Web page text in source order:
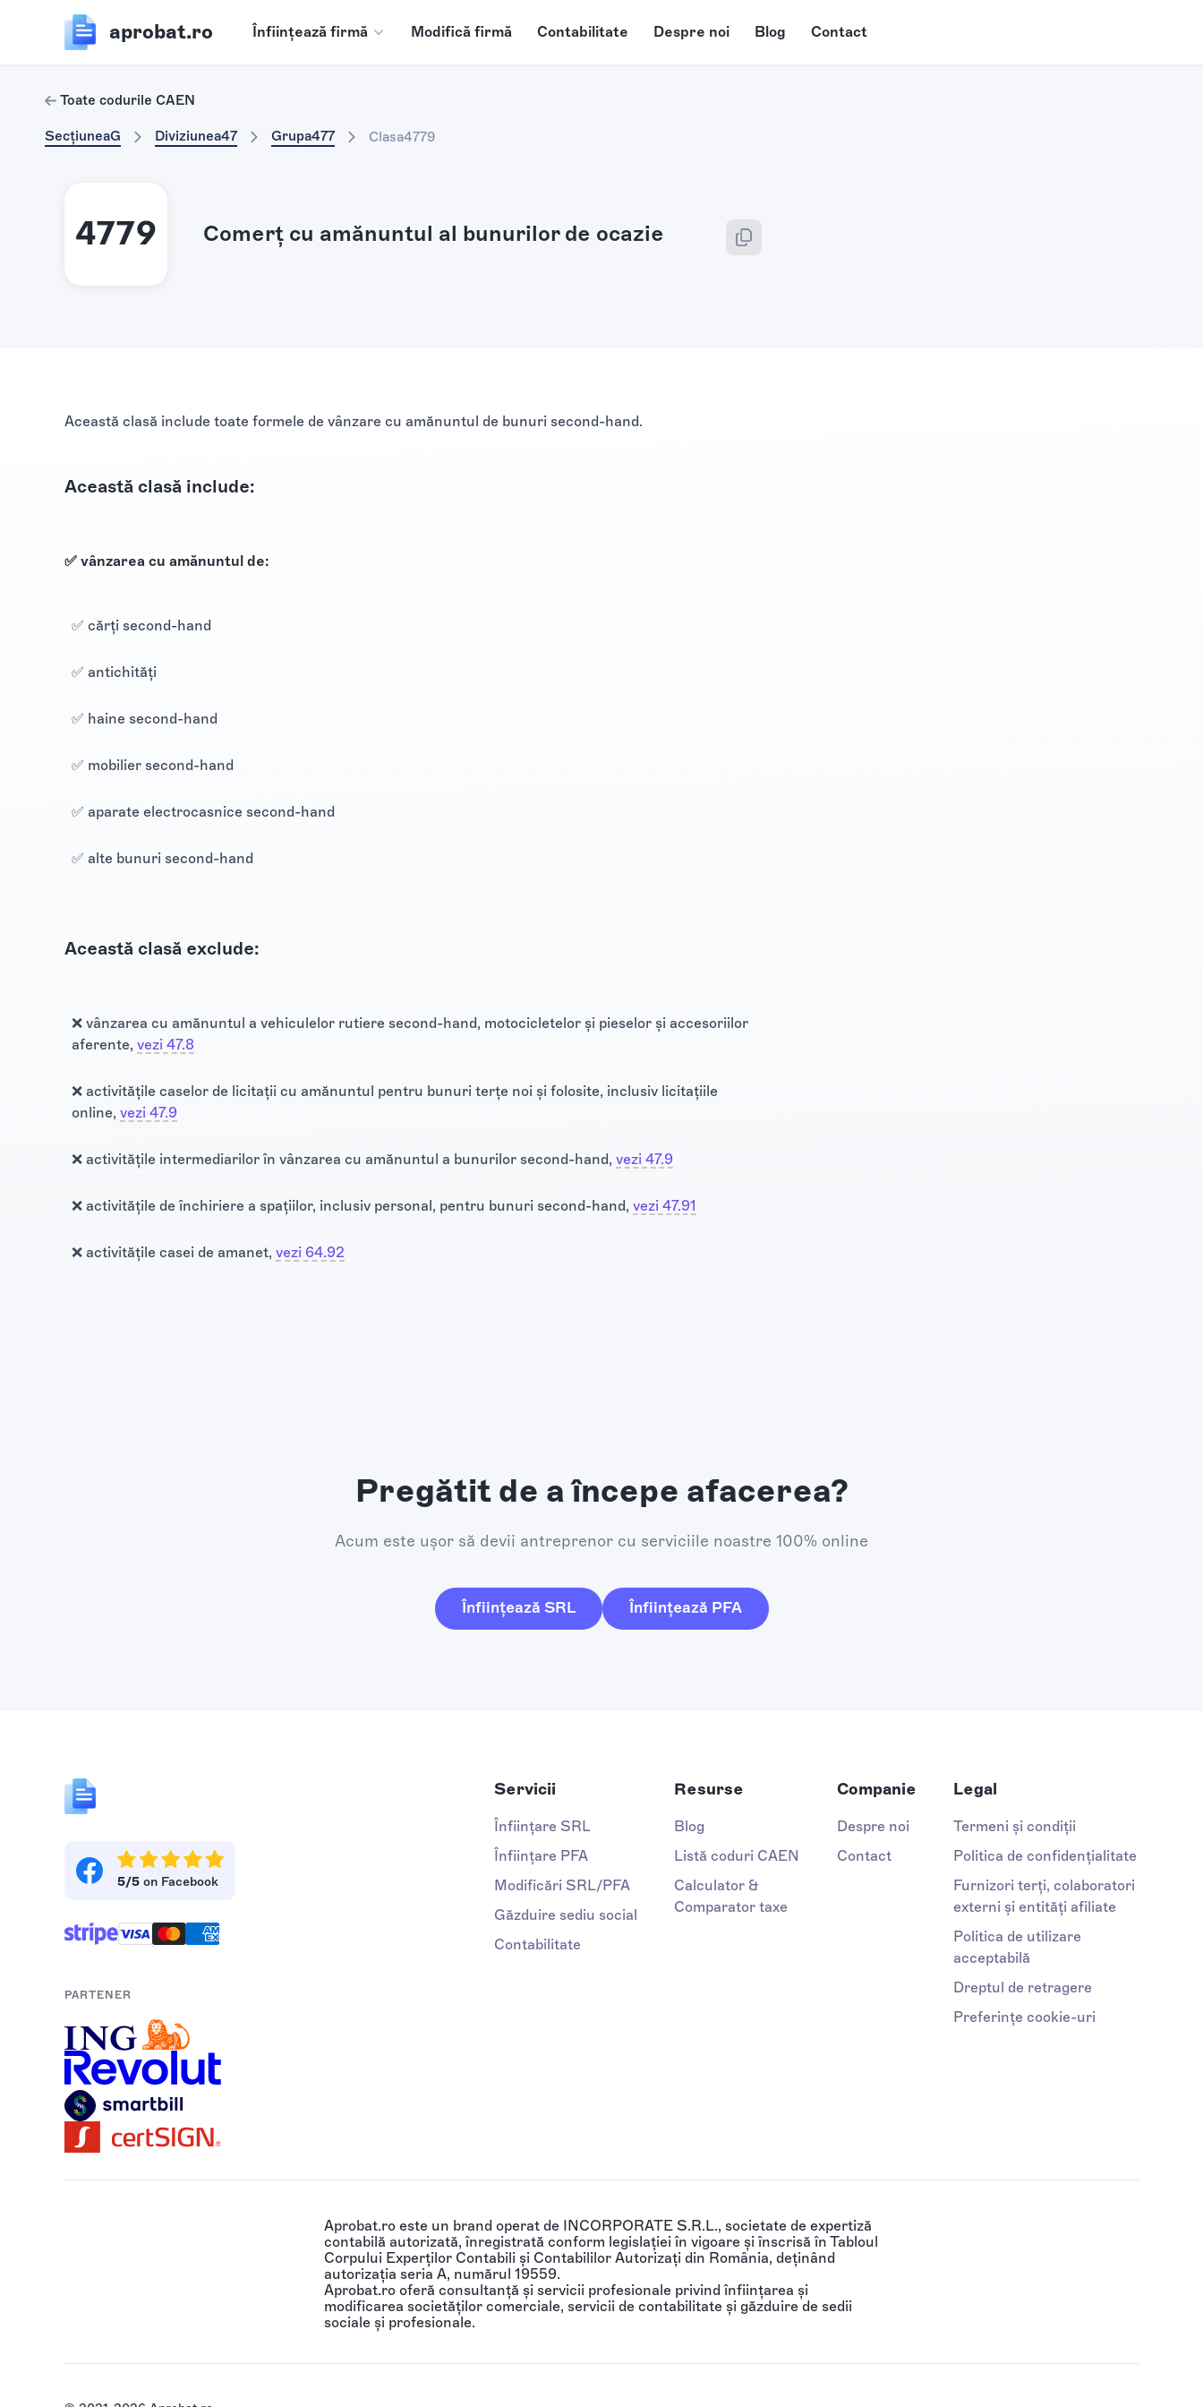
aprobat.ro Înființează firmă Modifică firmă Contabilitate Despre noi Blog Contact
Toate codurile CAEN
SecțiuneaG Diviziunea47 Grupa477 Clasa4779
4779 Comerţ cu amănuntul al bunurilor de ocazie
Această clasă include toate formele de vânzare cu amănuntul de bunuri second-hand.
Această clasă include:
✅ vânzarea cu amănuntul de:
✅ cărți second-hand
✅ antichități
✅ haine second-hand
✅ mobilier second-hand
✅ aparate electrocasnice second-hand
✅ alte bunuri second-hand
Această clasă exclude:
❌ vânzarea cu amănuntul a vehiculelor rutiere second-hand, motocicletelor și pieselor și accesoriilor
aferente, vezi 47.8
❌ activitățile caselor de licitații cu amănuntul pentru bunuri terțe noi și folosite, inclusiv licitațiile
online, vezi 47.9
❌ activitățile intermediarilor în vânzarea cu amănuntul a bunurilor second-hand, vezi 47.9
❌ activitățile de închiriere a spațiilor, inclusiv personal, pentru bunuri second-hand, vezi 47.91
❌ activitățile casei de amanet, vezi 64.92
Pregătit de a începe afacerea?
Acum este ușor să devii antreprenor cu serviciile noastre 100% online
Înființează SRL Înființează PFA
5/5 on Facebook
PARTENER
Servicii
Înființare SRL
Înființare PFA
Modificări SRL/PFA
Găzduire sediu social
Contabilitate
Resurse
Blog
Listă coduri CAEN
Calculator &
Comparator taxe
Companie
Despre noi
Contact
Legal
Termeni și condiții
Politica de confidențialitate
Furnizori terți, colaboratori
externi și entități afiliate
Politica de utilizare
acceptabilă
Dreptul de retragere
Preferințe cookie-uri
Aprobat.ro este un brand operat de INCORPORATE S.R.L., societate de expertiză
contabilă autorizată, înregistrată conform legislației în vigoare și înscrisă în Tabloul
Corpului Experților Contabili și Contabililor Autorizați din România, deținând
autorizația seria A, numărul 19559.
Aprobat.ro oferă consultanță și servicii profesionale privind înființarea și
modificarea societăților comerciale, servicii de contabilitate și găzduire de sedii
sociale și profesionale.